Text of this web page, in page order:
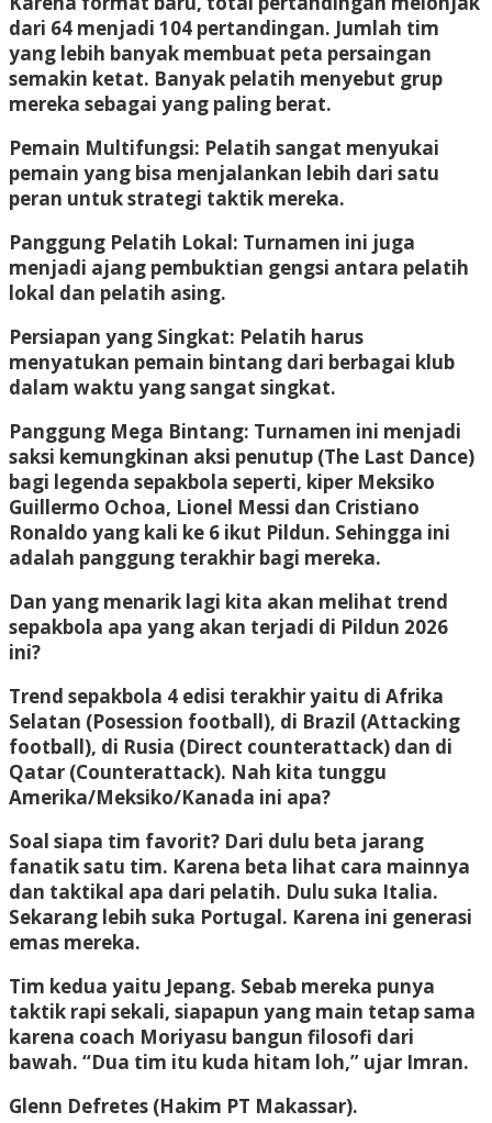
dari 64 menjadi 104 pertandingan. Jumlah tim
yang lebih banyak membuat peta persaingan
semakin ketat. Banyak pelatih menyebut grup
mereka sebagai yang paling berat.
Pemain Multifungsi: Pelatih sangat menyukai
pemain yang bisa menjalankan lebih dari satu
peran untuk strategi taktik mereka.
Panggung Pelatih Lokal: Turnamen ini juga
menjadi ajang pembuktian gengsi antara pelatih
lokal dan pelatih asing.
Persiapan yang Singkat: Pelatih harus
menyatukan pemain bintang dari berbagai klub
dalam waktu yang sangat singkat.
Panggung Mega Bintang: Turnamen ini menjadi
saksi kemungkinan aksi penutup (The Last Dance)
bagi legenda sepakbola seperti, kiper Meksiko
Guillermo Ochoa, Lionel Messi dan Cristiano
Ronaldo yang kali ke 6 ikut Pildun. Sehingga ini
adalah panggung terakhir bagi mereka.
Dan yang menarik lagi kita akan melihat trend
sepakbola apa yang akan terjadi di Pildun 2026
ini?
Trend sepakbola 4 edisi terakhir yaitu di Afrika
Selatan (Posession football), di Brazil (Attacking
football), di Rusia (Direct counterattack) dan di
Qatar (Counterattack). Nah kita tunggu
Amerika/Meksiko/Kanada ini apa?
Soal siapa tim favorit? Dari dulu beta jarang
fanatik satu tim. Karena beta lihat cara mainnya
dan taktikal apa dari pelatih. Dulu suka Italia.
Sekarang lebih suka Portugal. Karena ini generasi
emas mereka.
Tim kedua yaitu Jepang. Sebab mereka punya
taktik rapi sekali, siapapun yang main tetap sama
karena coach Moriyasu bangun filosofi dari
bawah. “Dua tim itu kuda hitam loh,” ujar Imran.
Glenn Defretes (Hakim PT Makassar).